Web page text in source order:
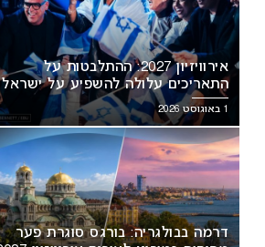
אירוויזיון 2027 עשוי לאמץ שיטת
חדשה שתפגע בישראל
“אני
חשוב”:
מסעירה
אירוויזיון 2027: ההתלבטות על
התאריכים עלולה להשפיע על ישראל
1 באוגוסט 2026
דרמה בבולגריה: בורגס סוגרת פער